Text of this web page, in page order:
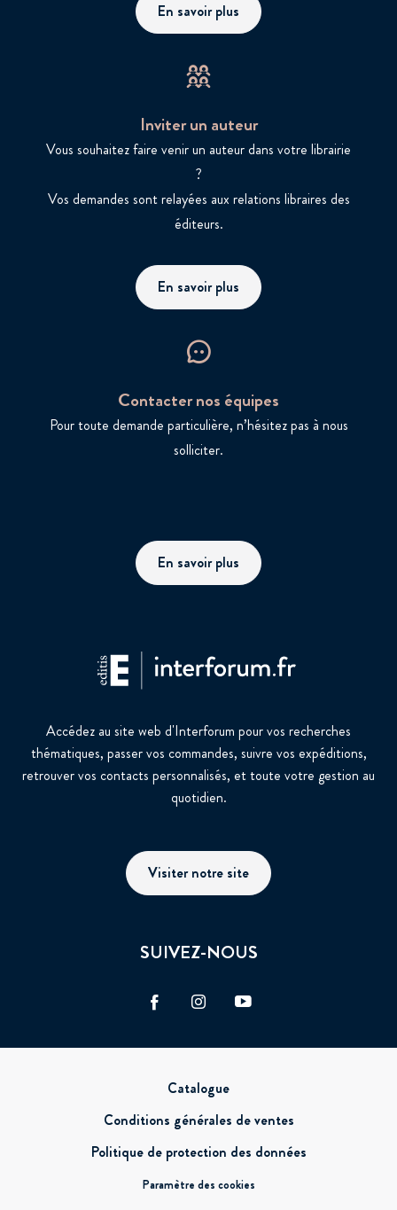
En savoir plus
Inviter un auteur
Vous souhaitez faire venir un auteur dans votre librairie
?
Vos demandes sont relayées aux relations libraires des
éditeurs.
En savoir plus
Contacter nos équipes
Pour toute demande particulière, n’hésitez pas à nous
solliciter.
En savoir plus
Accédez au site web d'Interforum pour vos recherches
thématiques, passer vos commandes, suivre vos expéditions,
retrouver vos contacts personnalisés, et toute votre gestion au
quotidien.
Visiter notre site
SUIVEZ-NOUS
FacebookInstagram
Catalogue
Conditions générales de ventes
Politique de protection des données
Paramètre des cookies